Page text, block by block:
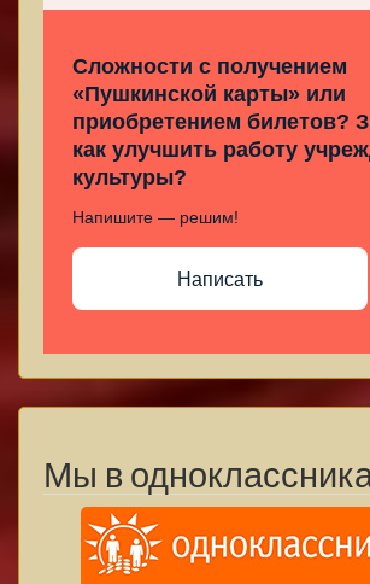
Сложности с получением
«Пушкинской карты» или
приобретением билетов?
как улучшить работу
культуры?
Напишите — решим!
Написать
Мы в